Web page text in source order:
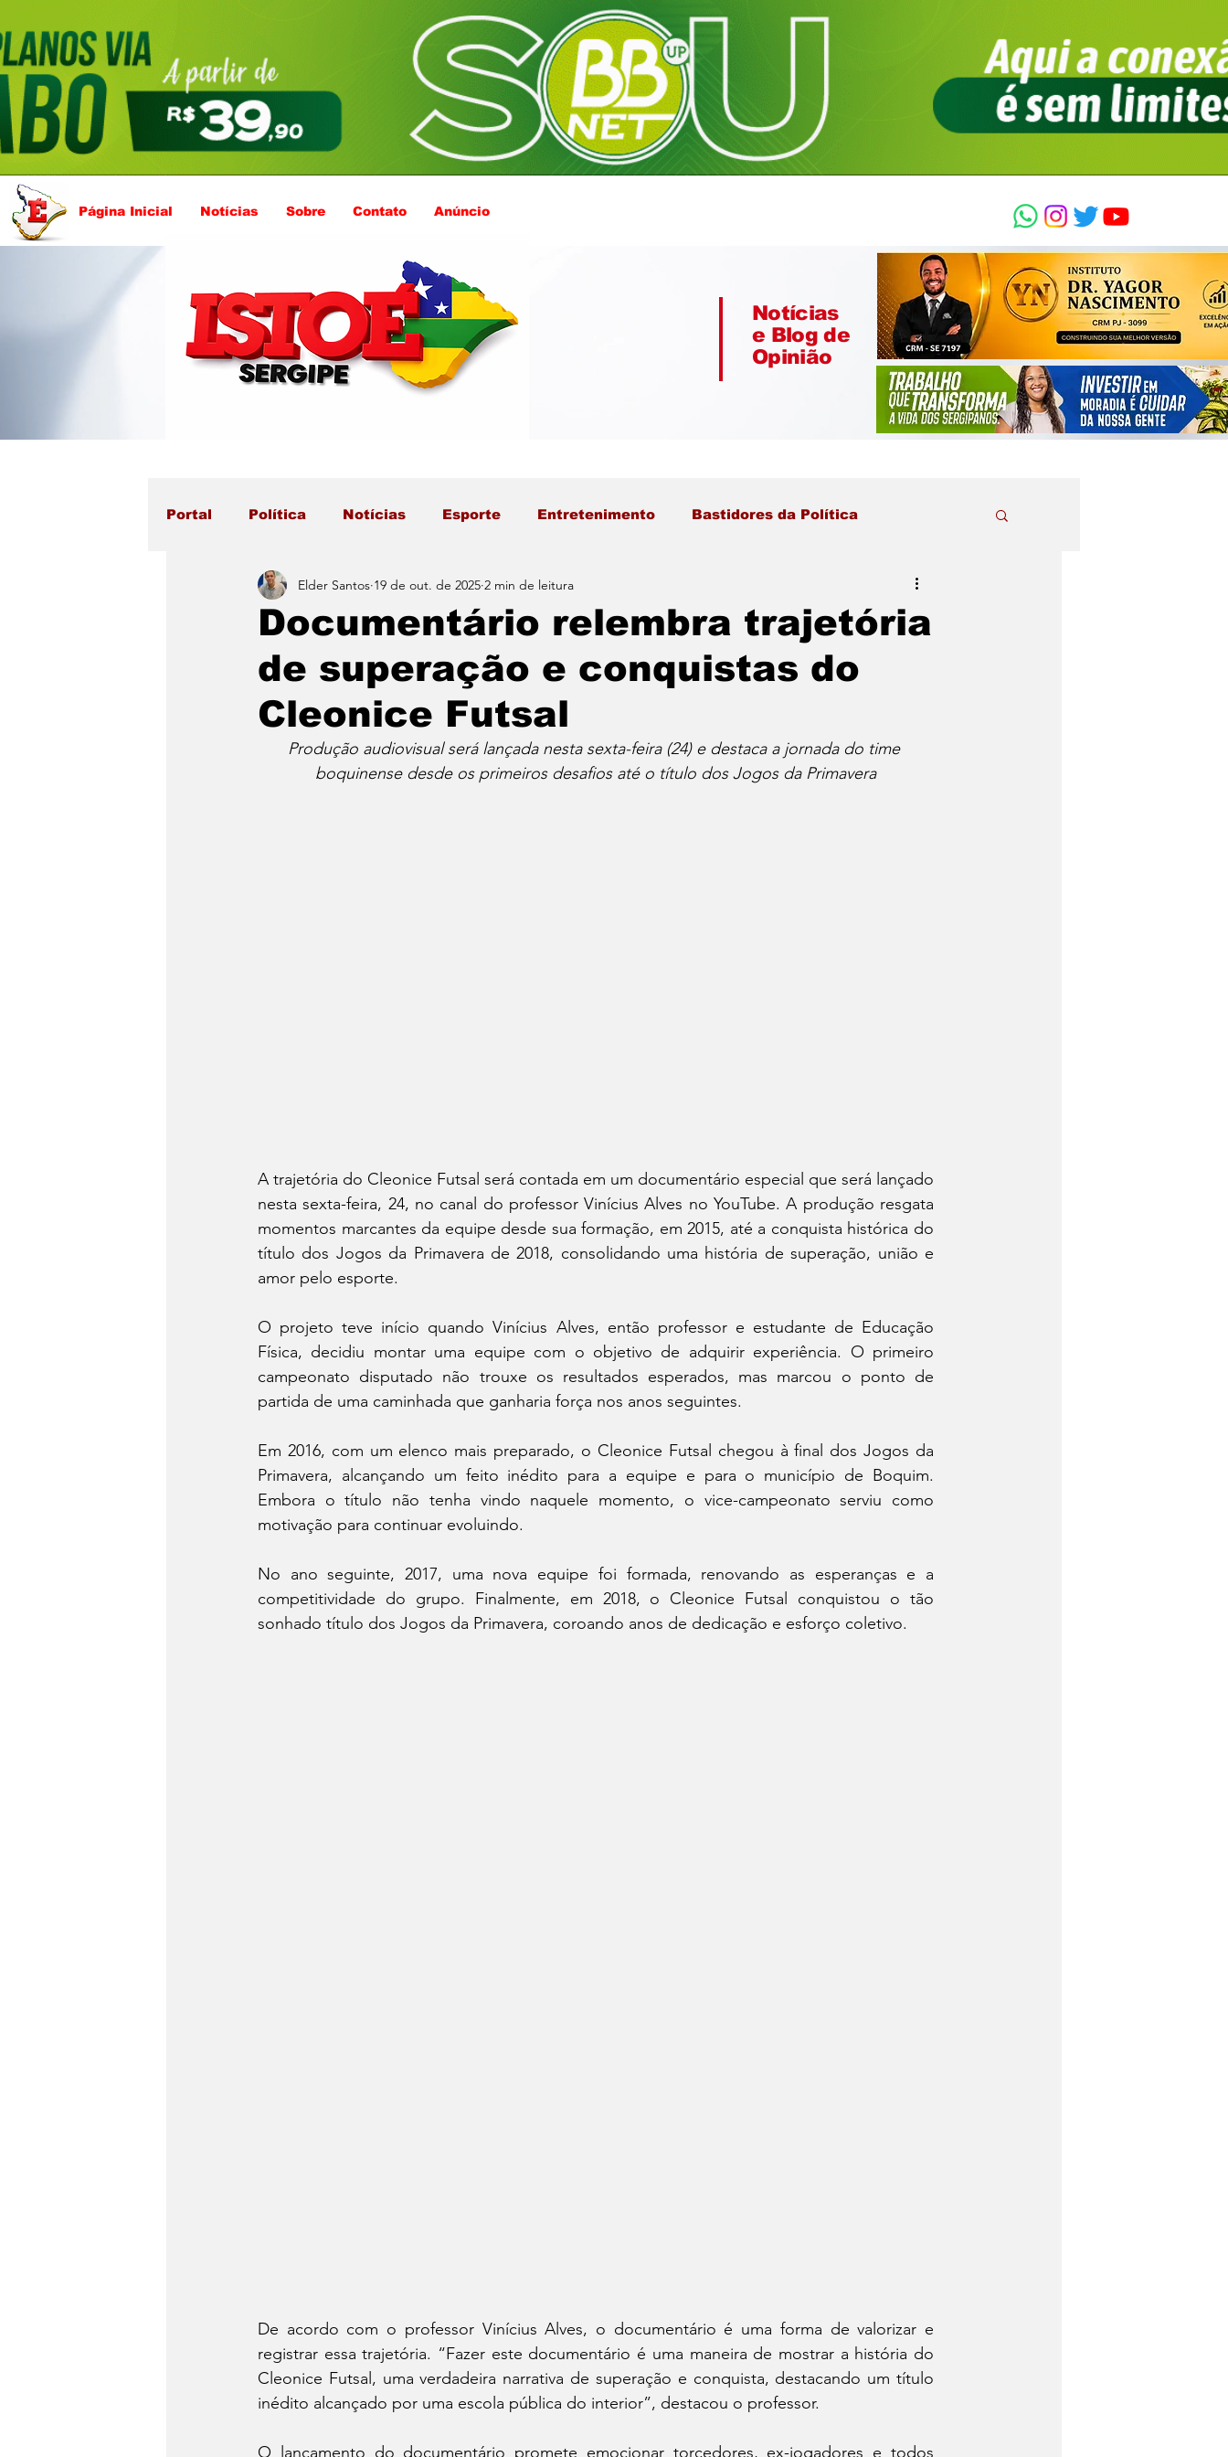
Página Inicial Notícias Sobre Contato Anúncio
Notícias
e Blog de
Opinião
Portal Política Notícias Esporte Entretenimento Bastidores da Política
Documentário relembra trajetória
de superação e conquistas do
Cleonice Futsal
Elder Santos 19 de out. de 2025 2 min de leitura
Produção audiovisual será lançada nesta sexta-feira (24) e destaca a jornada do time
boquinense desde os primeiros desafios até o título dos Jogos da Primavera
A trajetória do Cleonice Futsal será contada em um documentário especial que será lançado
nesta sexta-feira, 24, no canal do professor Vinícius Alves no YouTube. A produção resgata
momentos marcantes da equipe desde sua formação, em 2015, até a conquista histórica do
título dos Jogos da Primavera de 2018, consolidando uma história de superação, união e
amor pelo esporte.
O projeto teve início quando Vinícius Alves, então professor e estudante de Educação
Física, decidiu montar uma equipe com o objetivo de adquirir experiência. O primeiro
campeonato disputado não trouxe os resultados esperados, mas marcou o ponto de
partida de uma caminhada que ganharia força nos anos seguintes.
Em 2016, com um elenco mais preparado, o Cleonice Futsal chegou à final dos Jogos da
Primavera, alcançando um feito inédito para a equipe e para o município de Boquim.
Embora o título não tenha vindo naquele momento, o vice-campeonato serviu como
motivação para continuar evoluindo.
No ano seguinte, 2017, uma nova equipe foi formada, renovando as esperanças e a
competitividade do grupo. Finalmente, em 2018, o Cleonice Futsal conquistou o tão
sonhado título dos Jogos da Primavera, coroando anos de dedicação e esforço coletivo.
De acordo com o professor Vinícius Alves, o documentário é uma forma de valorizar e
registrar essa trajetória. “Fazer este documentário é uma maneira de mostrar a história do
Cleonice Futsal, uma verdadeira narrativa de superação e conquista, destacando um título
inédito alcançado por uma escola pública do interior”, destacou o professor.
O lançamento do documentário promete emocionar torcedores, ex-jogadores e todos